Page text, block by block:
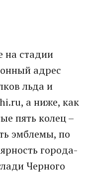
на стадии
адрес
льда и
а ниже, как
пять колец –
эмблемы, по
города-
Черного